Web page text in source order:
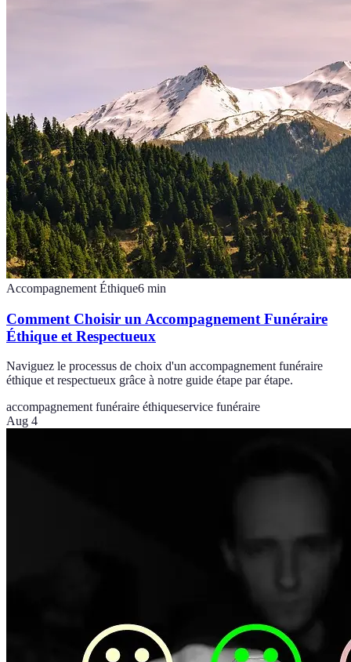
Accompagnement Éthique6 min
Comment Choisir un Accompagnement Funéraire
Éthique et Respectueux
Naviguez le processus de choix d'un accompagnement funéraire
éthique et respectueux grâce à notre guide étape par étape.
accompagnement funéraire éthiqueservice funéraire
Aug 4